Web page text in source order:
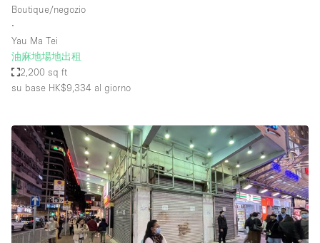
Boutique/negozio
∙
Yau Ma Tei
油麻地場地出租
2,200 sq ft
su base HK$9,334 al giorno